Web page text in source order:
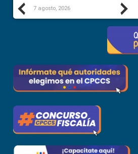
Previous
7 agosto, 2026